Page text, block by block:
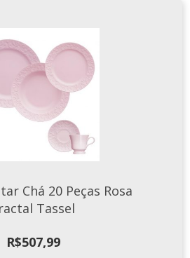
Chá 20 Peças Rosa
Tassel
R$507,99